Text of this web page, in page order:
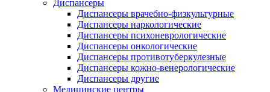
Диспансеры
Диспансеры врачебно-физкультурные
Диспансеры наркологические
Диспансеры психоневрологические
Диспансеры онкологические
Диспансеры противотуберкулезные
Диспансеры кожно-венерологические
Диспансеры другие
Медицинские центры